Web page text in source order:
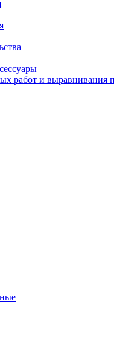
работ и выравнивания